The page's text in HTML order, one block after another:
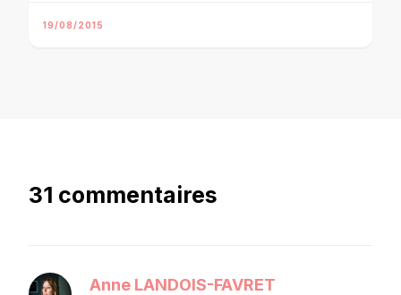
19/08/2015
31 commentaires
Anne LANDOIS-FAVRET